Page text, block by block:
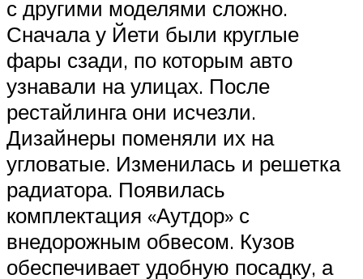
с другими моделями сложно.
Сначала у Йети были круглые
фары сзади, по которым авто
узнавали на улицах. После
рестайлинга они исчезли.
Дизайнеры поменяли их на
угловатые. Изменилась и решетка
радиатора. Появилась
комплектация «Аутдор» с
внедорожным обвесом. Кузов
обеспечивает удобную посадку, а